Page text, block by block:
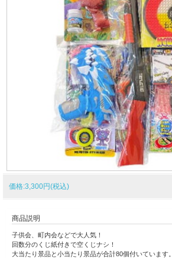
価格:3,300円(税込)
商品説明
子供会、町内会などで大人気！
回数分のくじ紙付きで空くじナシ！
大当たり景品と小当たり景品が合計80個付いています。